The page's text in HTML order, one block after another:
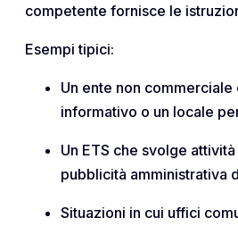
competente fornisce le
Esempi tipici:
Un ente non commerciale
informativo o un locale
Un ETS che svolge
pubblicità amministrativa
Situazioni in cui uffici